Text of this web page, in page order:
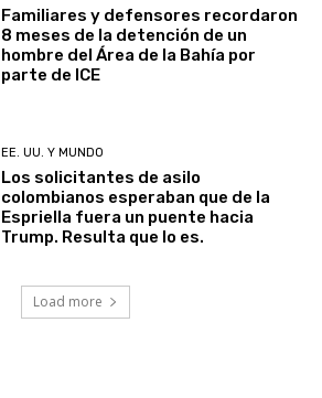
Familiares y defensores recordaron
8 meses de la detención de un
hombre del Área de la Bahía por
parte de ICE
EE. UU. Y MUNDO
Los solicitantes de asilo
colombianos esperaban que de la
Espriella fuera un puente hacia
Trump. Resulta que lo es.
Load more